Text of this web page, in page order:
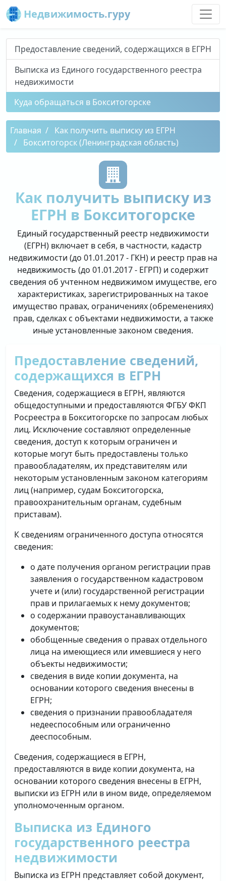
Недвижимость.гуру
Предоставление сведений, содержащихся в ЕГРН
Выписка из Единого государственного реестра
недвижимости
Куда обращаться в Бокситогорске
Главная
Как получить выписку из ЕГРН
Бокситогорск (Ленинградская область)
Как получить выписку из
ЕГРН в Бокситогорске
Единый государственный реестр недвижимости
(ЕГРН) включает в себя, в частности, кадастр
недвижимости (до 01.01.2017 - ГКН) и реестр прав на
недвижимость (до 01.01.2017 - ЕГРП) и содержит
сведения об учтенном недвижимом имуществе, его
характеристиках, зарегистрированных на такое
имущество правах, ограничениях (обременениях)
прав, сделках с объектами недвижимости, а также
иные установленные законом сведения.
Предоставление сведений,
содержащихся в ЕГРН
Сведения, содержащиеся в ЕГРН, являются
общедоступными и предоставляются ФГБУ ФКП
Росреестра в Бокситогорске по запросам любых
лиц. Исключение составляют определенные
сведения, доступ к которым ограничен и
которые могут быть предоставлены только
правообладателям, их представителям или
некоторым установленным законом категориям
лиц (например, судам Бокситогорска,
правоохранительным органам, судебным
приставам).
К сведениям ограниченного доступа относятся
сведения:
о дате получения органом регистрации прав
заявления о государственном кадастровом
учете и (или) государственной регистрации
прав и прилагаемых к нему документов;
о содержании правоустанавливающих
документов;
обобщенные сведения о правах отдельного
лица на имеющиеся или имевшиеся у него
объекты недвижимости;
сведения в виде копии документа, на
основании которого сведения внесены в
ЕГРН;
сведения о признании правообладателя
недееспособным или ограниченно
дееспособным.
Сведения, содержащиеся в ЕГРН,
предоставляются в виде копии документа, на
основании которого сведения внесены в ЕГРН,
выписки из ЕГРН или в ином виде, определяемом
уполномоченным органом.
Выписка из Единого
государственного реестра
недвижимости
Выписка из ЕГРН представляет собой документ,